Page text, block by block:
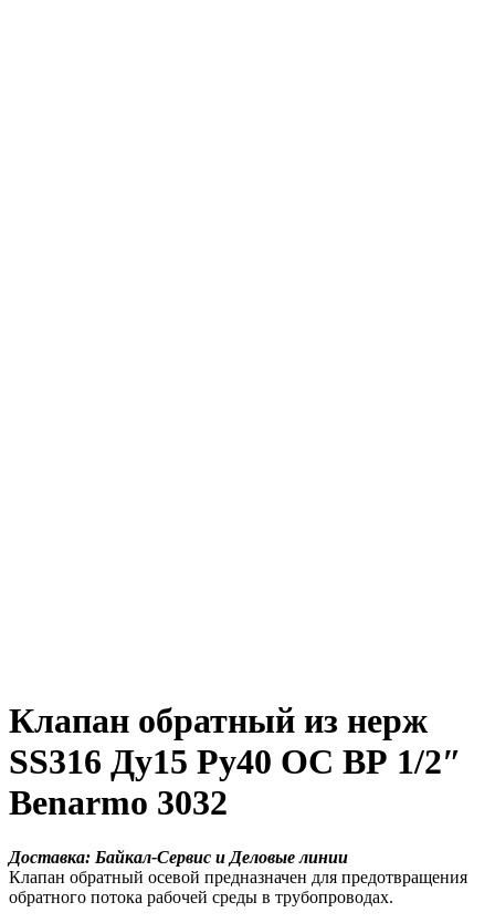
Клапан обратный из нерж
SS316 Ду15 Ру40 ОС ВР 1/2″
Benarmo 3032
Доставка: Байкал-Сервис и Деловые линии
Клапан обратный осевой предназначен для предотвращения
обратного потока рабочей среды в трубопроводах.